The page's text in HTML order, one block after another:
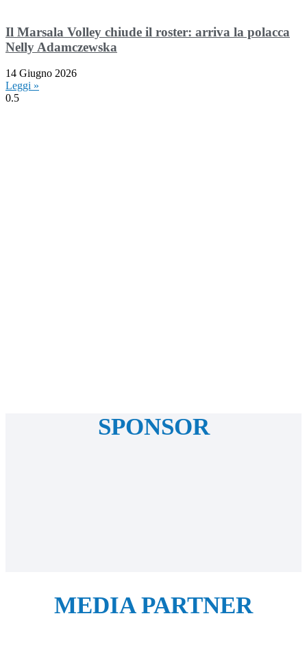
Il Marsala Volley chiude il roster: arriva la polacca
Nelly Adamczewska
14 Giugno 2026
Leggi »
SPONSOR
MEDIA PARTNER